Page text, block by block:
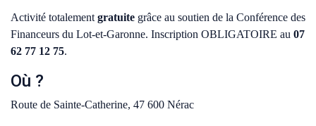
Activité totalement gratuite grâce au soutien de la Conférence des
Financeurs du Lot-et-Garonne. Inscription OBLIGATOIRE au 07
62 77 12 75.
Où ?
Route de Sainte-Catherine, 47 600 Nérac